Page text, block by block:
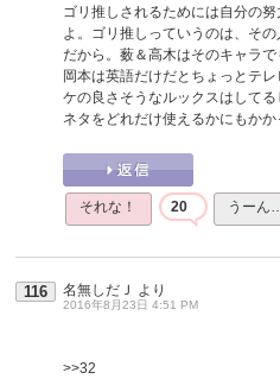
ゴリ推しされるためには自分の
よ。ゴリ推しっていうのは、そ
だから。薮＆高木はそのキャラで
岡本は英語だけだとちょっとテ
ケの良さそうなルックスはして
ネタをどれだけ使えるかにもかか
それな！ 20 うーん
116 名無しだＪ より
2016年8月23日 4:51 PM
>>32